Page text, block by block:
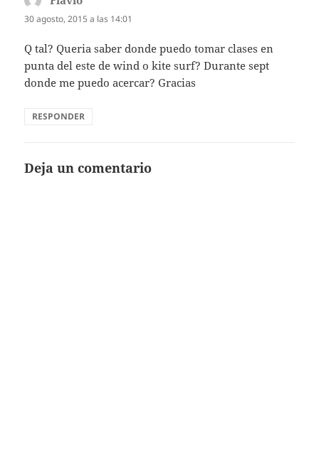
30 agosto, 2015 a las 14:01
Q tal? Queria saber donde puedo tomar clases en
punta del este de wind o kite surf? Durante sept
donde me puedo acercar? Gracias
RESPONDER
Deja un comentario